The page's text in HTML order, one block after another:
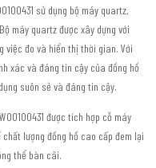
sử dụng bộ máy quartz,
máy quartz được xây dựng với
việc đo và hiển thị thời gian. Với
xác và đáng tin cậy của đồng hồ
suôn sẻ và đáng tin cậy.
được tích hợp cỗ máy
lượng đồng hồ cao cấp đem lại
thể bàn cãi.